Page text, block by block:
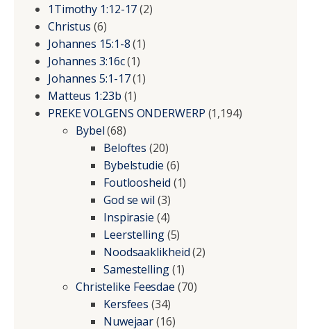
1Timothy 1:12-17(2)
Christus (6)
Johannes 15:1-8(1)
Johannes 3:16c(1)
Johannes 5:1-17(1)
Matteus 1:23b (1)
PREKE VOLGENS ONDERWERP (1,194)
Bybel(68)
Beloftes (20)
Bybelstudie (6)
Foutloosheid (1)
God se wil (3)
Inspirasie (4)
Leerstelling(5)
Noodsaaklikheid(2)
Samestelling(1)
Christelike Feesdae (70)
Kersfees (34)
Nuwejaar(16)